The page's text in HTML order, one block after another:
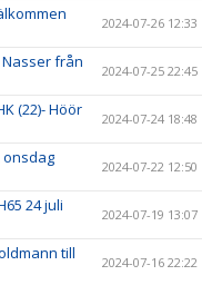
2024-07-26 12:33
från
2024-07-25 22:45
(22)- Höör
2024-07-24 18:48
onsdag
2024-07-22 12:50
24 juli
2024-07-19 13:07
till
2024-07-16 22:22